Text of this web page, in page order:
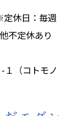
休日：毎週
不定休あり
１（コトモノ